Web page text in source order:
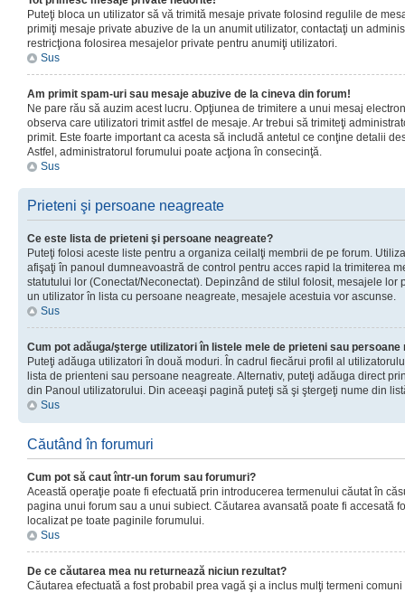
Puteţi bloca un utilizator să vă trimită mesaje private folosind regulile de
primiţi mesaje private abuzive de la un anumit utilizator, contactaţi un
restricţiona folosirea mesajelor private pentru anumiţi utilizatori.
Sus
Am primit spam-uri sau mesaje abuzive de la cineva din forum!
Ne pare rău să auzim acest lucru. Opţiunea de trimitere a unui mesaj
observa care utilizatori trimit astfel de mesaje. Ar trebui să trimiteţi
primit. Este foarte important ca acesta să includă antetul ce conţine detalii
Astfel, administratorul forumului poate acţiona în consecinţă.
Sus
Prieteni şi persoane neagreate
Ce este lista de prieteni şi persoane neagreate?
Puteţi folosi aceste liste pentru a organiza ceilalţi membrii de pe forum.
afişaţi în panoul dumneavoastră de control pentru acces rapid la trimiterea
statutului lor (Conectat/Neconectat). Depinzând de stilul folosit, mesajele lor
un utilizator în lista cu persoane neagreate, mesajele acestuia vor ascunse.
Sus
Cum pot adăuga/şterge utilizatori în listele mele de prieteni sau persoane
Puteţi adăuga utilizatori în două moduri. În cadrul fiecărui profil al
lista de prienteni sau persoane neagreate. Alternativ, puteţi adăuga direct
din Panoul utilizatorului. Din aceeaşi pagină puteţi să şi ştergeţi nume din
Sus
Căutând în forumuri
Cum pot să caut într-un forum sau forumuri?
Această operaţie poate fi efectuată prin introducerea termenului căutat în
pagina unui forum sau a unui subiect. Căutarea avansată poate fi accesată
localizat pe toate paginile forumului.
Sus
De ce căutarea mea nu returnează niciun rezultat?
Căutarea efectuată a fost probabil prea vagă şi a inclus mulţi termeni